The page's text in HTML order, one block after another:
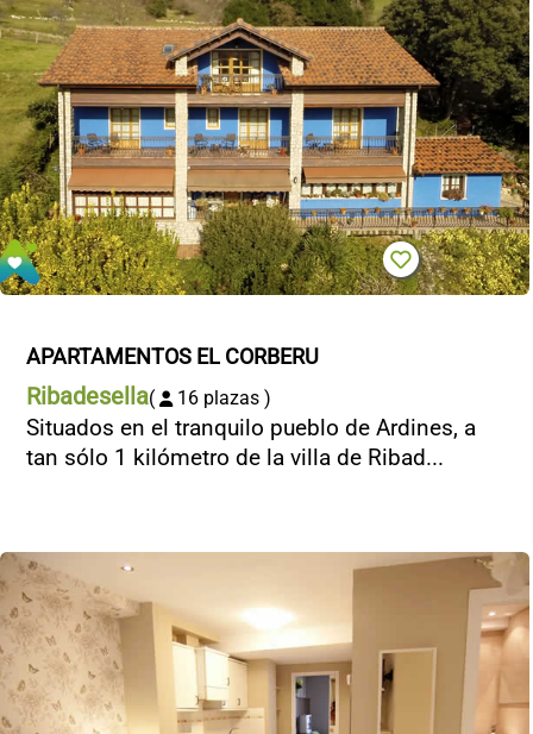
APARTAMENTOS EL CORBERU
Ribadesella( 16 plazas )
Situados en el tranquilo pueblo de Ardines, a
tan sólo 1 kilómetro de la villa de Ribad...